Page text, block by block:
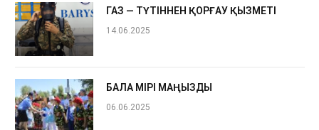
ГАЗ — ТҮТІННЕН ҚОРҒАУ ҚЫЗМЕТІ
14.06.2025
БАЛА ӨМІРІ МАҢЫЗДЫ
06.06.2025